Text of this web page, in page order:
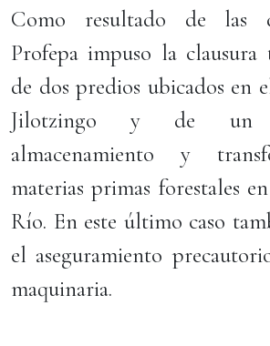
Como resultado de las
Profepa impuso la
de dos predios ubicados en
Jilotzingo y de un
almacenamiento y
materias primas forestales
Río. En este último caso
el aseguramiento
maquinaria.